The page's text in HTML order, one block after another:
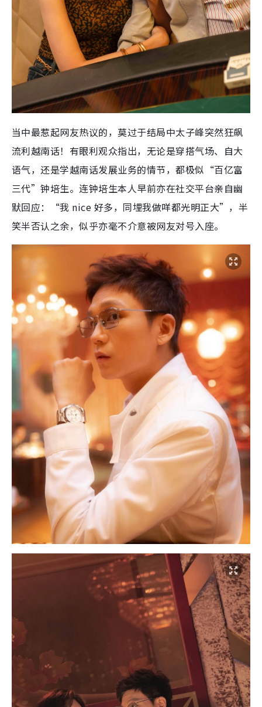
当中最惹起网友热议的，莫过于结局中太子峰突然狂飙
流利越南话！有眼利观众指出，无论是穿搭气场、自大
语气，还是学越南话发展业务的情节，都极似“百亿富
三代”钟培生。连钟培生本人早前亦在社交平台亲自幽
默回应：“我 nice 好多，同埋我做咩都光明正大”，半
笑半否认之余，似乎亦毫不介意被网友对号入座。